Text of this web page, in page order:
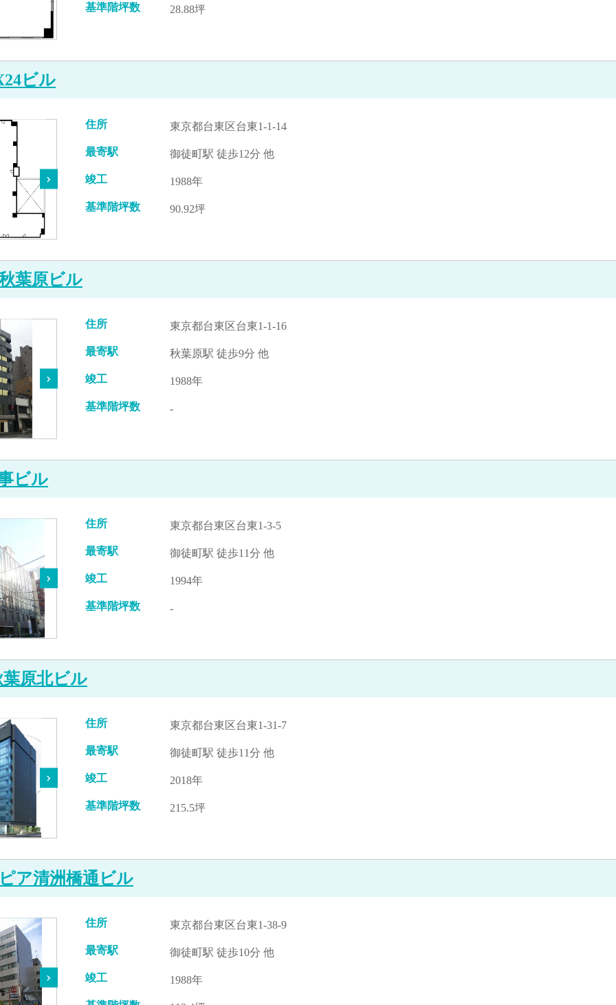
基準階坪数 28.88坪
ビル
住所 東京都台東区台東1-1-14
最寄駅 御徒町駅 徒歩12分 他
竣工 1988年
基準階坪数 90.92坪
葉原ビル
住所 東京都台東区台東1-1-16
最寄駅 秋葉原駅 徒歩9分 他
竣工 1988年
基準階坪数 -
ビル
住所 東京都台東区台東1-3-5
最寄駅 御徒町駅 徒歩11分 他
竣工 1994年
基準階坪数 -
原北ビル
住所 東京都台東区台東1-31-7
最寄駅 御徒町駅 徒歩11分 他
竣工 2018年
基準階坪数 215.5坪
ア清洲橋通ビル
住所 東京都台東区台東1-38-9
最寄駅 御徒町駅 徒歩10分 他
竣工 1988年